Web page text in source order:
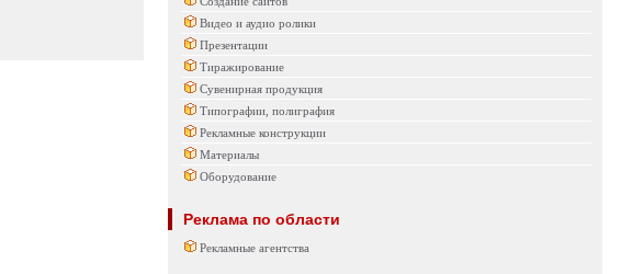
Видео и аудио ролики
Презентации
Тиражирование
Сувенирная продукция
Типографии, полиграфия
Рекламные конструкции
Материалы
Оборудование
Реклама по области
Рекламные агентства